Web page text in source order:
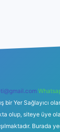
bir Yer
olup, siteye üye